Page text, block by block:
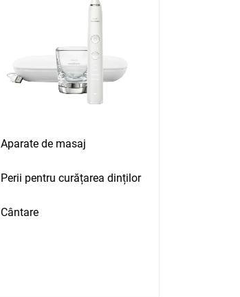
Aparate de masaj
Perii pentru curățarea dinților
Cântare